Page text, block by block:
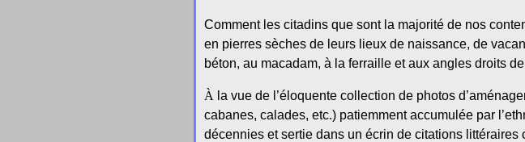
Comment les citadins que sont la majorité de nos
en pierres sèches de leurs lieux de naissance, de
béton, au macadam, à la ferraille et aux angles droits
À la vue de l’éloquente collection de photos
cabanes, calades, etc.) patiemment accumulée par
décennies et sertie dans un écrin de citations